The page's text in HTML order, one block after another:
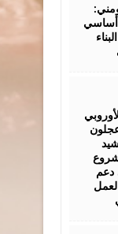
أساسي
دعم